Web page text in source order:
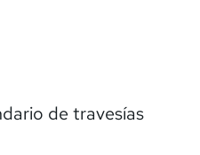
de travesías